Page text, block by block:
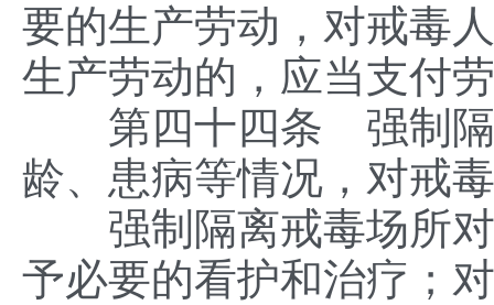
要的生产劳动，对戒毒
生产劳动的，应当支付
第四十四条 强制隔
龄、患病等情况，对戒
强制隔离戒毒场所对
予必要的看护和治疗；